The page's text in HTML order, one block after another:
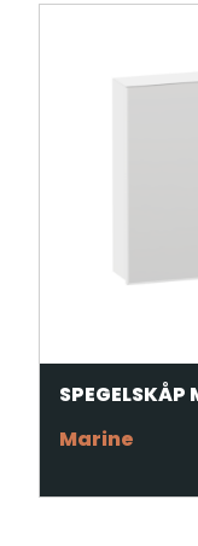
Marine